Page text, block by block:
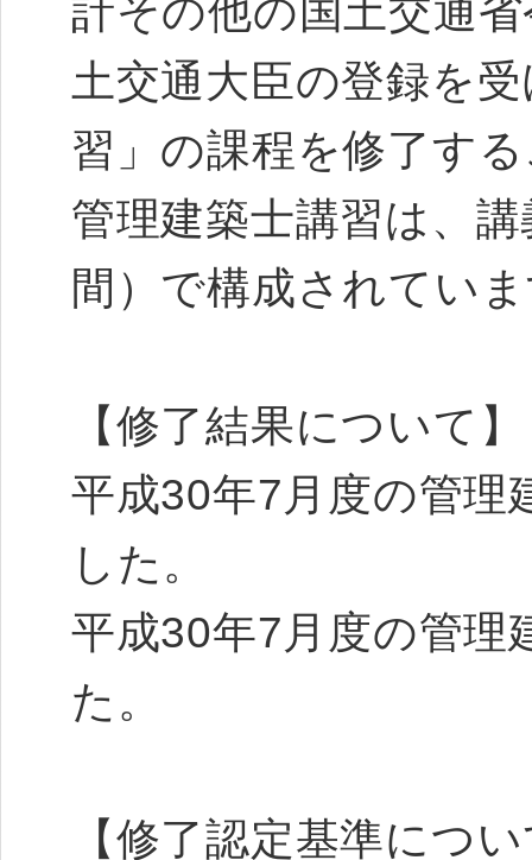
計その他の国土交通
土交通大臣の登録を
習」の課程を修了す
管理建築士講習は、
間）で構成されてい
【修了結果について
平成30年7月度の管理
した。
平成30年7月度の管理
た。
【修了認定基準につ